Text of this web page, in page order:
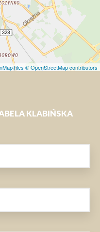
© OpenStreetMap contributors
KLABIŃSKA